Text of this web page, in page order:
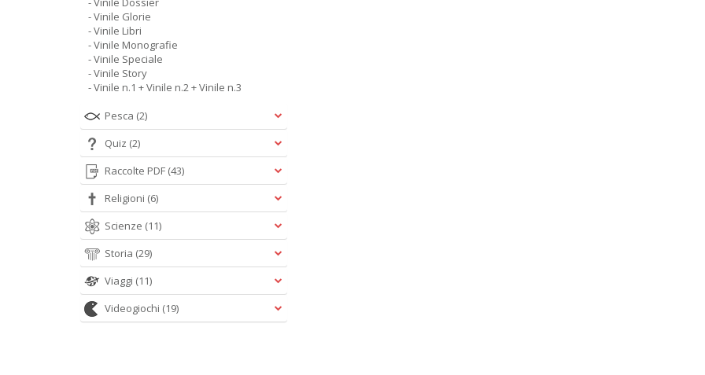
- Vinile Glorie
- Vinile Libri
- Vinile Monografie
- Vinile Speciale
- Vinile Story
- Vinile n.1 + Vinile n.2 + Vinile n.3
Pesca (2)
Quiz (2)
Raccolte PDF (43)
Religioni (6)
Scienze (11)
Storia (29)
Viaggi (11)
Videogiochi (19)